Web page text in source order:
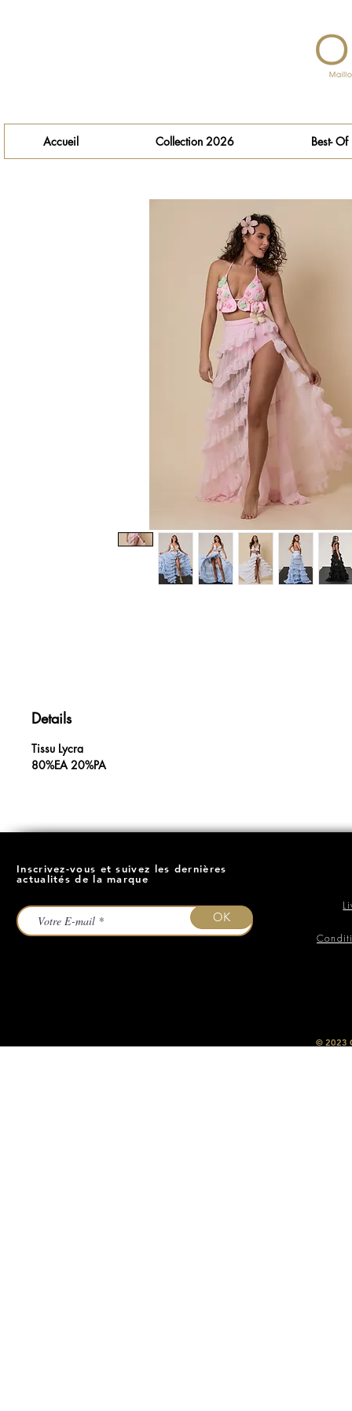
Accueil Collection 2026 Best- Of
Details
Tissu Lycra
80%EA 20%PA
Inscrivez-vous et suivez les dernières
actualités de la marque
OK
​© 2023